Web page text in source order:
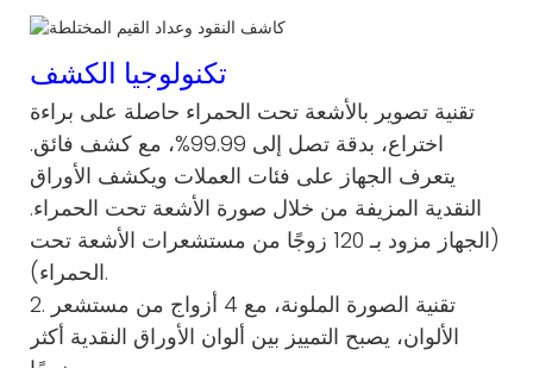
تكنولوجيا الكشف
تقنية تصوير بالأشعة تحت الحمراء حاصلة على براءة
اختراع، بدقة تصل إلى 99.99%، مع كشف فائق.
يتعرف الجهاز على فئات العملات ويكشف الأوراق
النقدية المزيفة من خلال صورة الأشعة تحت الحمراء.
(الجهاز مزود بـ 120 زوجًا من مستشعرات الأشعة تحت
الحمراء).
2. تقنية الصورة الملونة، مع 4 أزواج من مستشعر
الألوان، يصبح التمييز بين ألوان الأوراق النقدية أكثر